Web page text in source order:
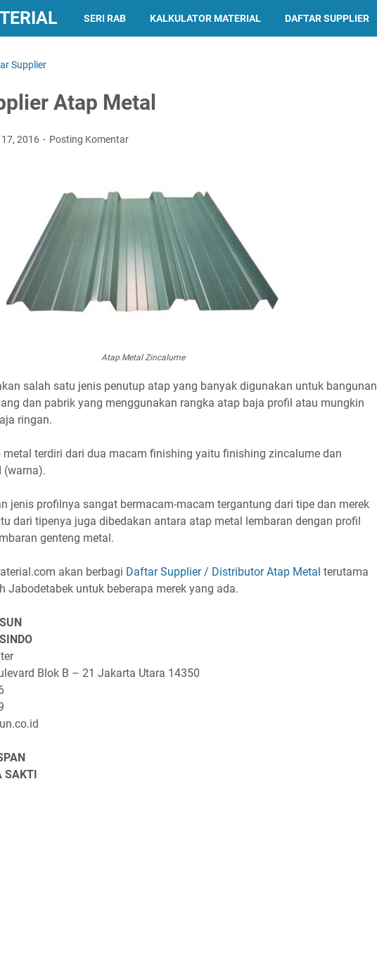
SERI RAB KALKULATOR MATERIAL DAFTAR SUPPLIER
Supplier
Atap Metal
2016 Posting Komentar
Atap Metal Zincalume
salah satu jenis penutup atap yang banyak digunakan untuk bangunan
dan pabrik yang menggunakan rangka atap baja profil atau mungkin
ringan.
metal terdiri dari dua macam finishing yaitu finishing zincalume dan
(warna).
jenis profilnya sangat bermacam-macam tergantung dari tipe dan merek
dari tipenya juga dibedakan antara atap metal lembaran dengan profil
genteng metal.
akan berbagi Daftar Supplier / Distributor Atap Metal terutama
Jabodetabek untuk beberapa merek yang ada.
Blok B – 21 Jakarta Utara 14350
SAKTI